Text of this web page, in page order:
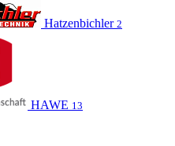
Hatzenbichler 2
HAWE 13